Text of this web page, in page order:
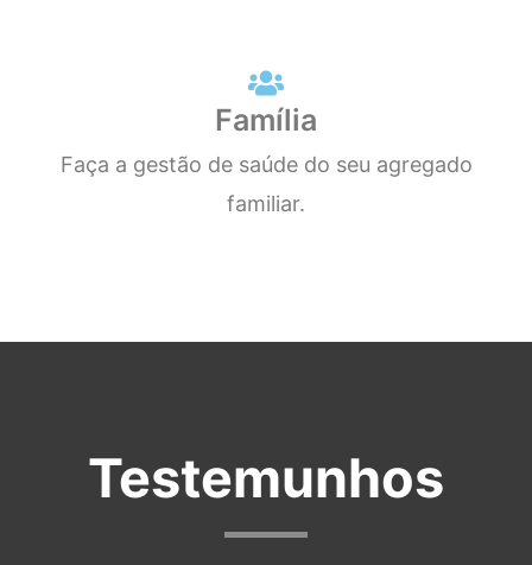
Família
Faça a gestão de saúde do seu agregado
familiar.
Testemunhos